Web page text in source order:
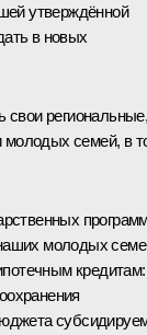
утверждённой
в новых
свои
молодых семей, в
молодых
кредитам: